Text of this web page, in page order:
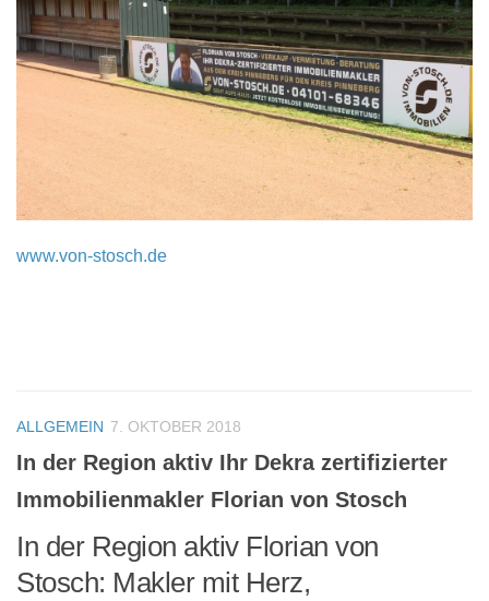
www.von-stosch.de
ALLGEMEIN 7. OKTOBER 2018
In der Region aktiv Ihr Dekra zertifizierter
Immobilienmakler Florian von Stosch
In der Region aktiv Florian von
Stosch: Makler mit Herz,